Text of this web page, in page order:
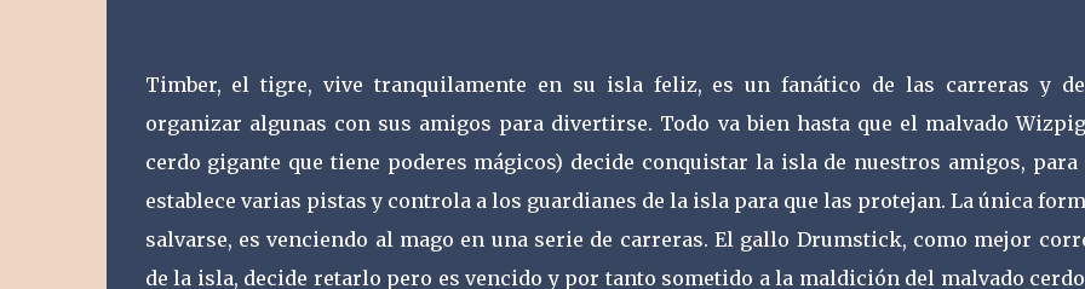
Timber, el tigre, vive tranquilamente en su isla feliz, es un fanático de las carreras y
organizar algunas con sus amigos para divertirse. Todo va bien hasta que el malvado
cerdo gigante que tiene poderes mágicos) decide conquistar la isla de nuestros amigos, para
establece varias pistas y controla a los guardianes de la isla para que las protejan. La única
salvarse, es venciendo al mago en una serie de carreras. El gallo Drumstick, como mejor
de la isla, decide retarlo pero es vencido y por tanto sometido a la maldición del malvado